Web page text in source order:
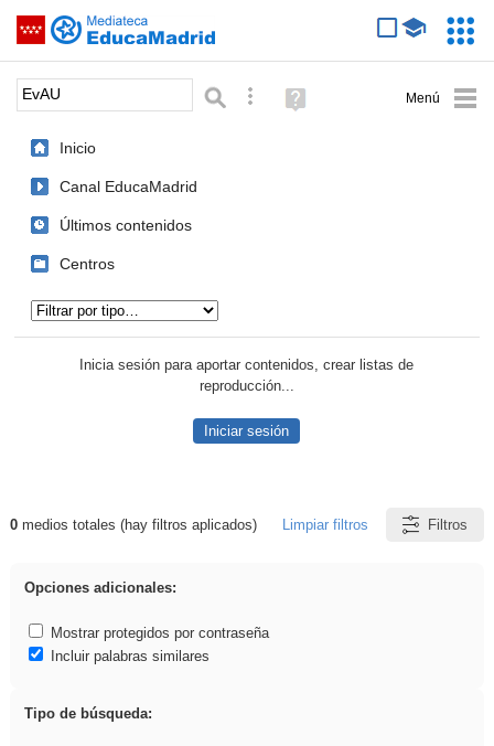
Saltar navegación
Palabra o frase: Búsqueda avanzada
Ayuda
(en
Inicio
Canal EducaMadrid
Últimos contenidos
Centros
Inicia sesión para aportar contenidos, crear listas de
reproducción...
Iniciar sesión
Resultados de: EvAU
0medios totales (hay filtros aplicados) Limpiar filtros Filtros
Opciones adicionales:
Mostrar protegidos por contraseña
Incluir palabras similares
Tipo de búsqueda: